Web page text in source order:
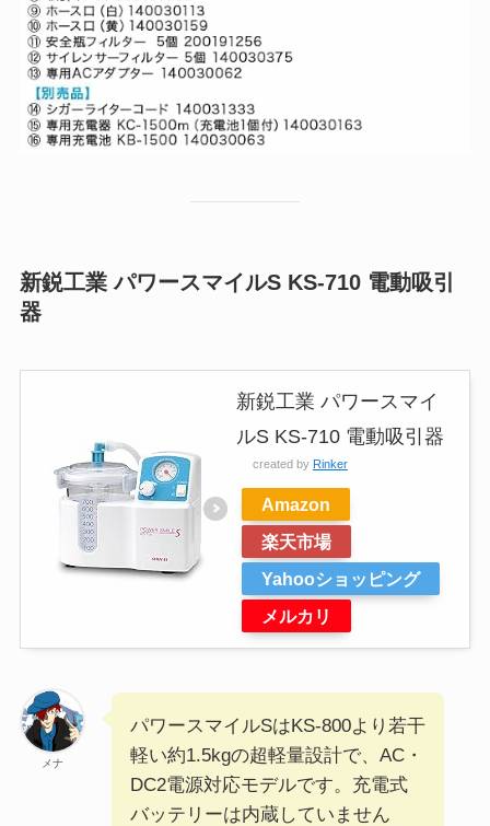
新鋭工業 パワースマイルS KS-710 電動吸引
器
新鋭工業 パワースマイ
ルS KS-710 電動吸引器
created by Rinker
Amazon
楽天市場
Yahooショッピング
メルカリ
メナ
パワースマイルSはKS-800より若干
軽い約1.5kgの超軽量設計で、AC・
DC2電源対応モデルです。充電式
バッテリーは内蔵していません